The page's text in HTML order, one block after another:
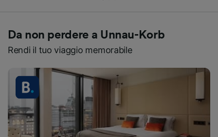
Da non perdere a Unnau-Korb
Rendi il tuo viaggio memorabile